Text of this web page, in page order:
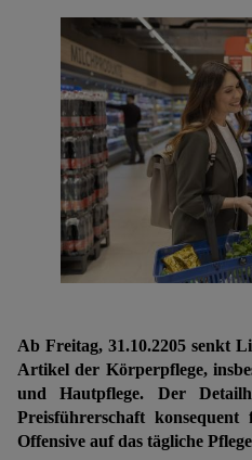
Ab Freitag, 31.10.2205 senkt
Artikel der Körperpflege,
und Hautpflege. Der
Preisführerschaft
Offensive auf das tägliche